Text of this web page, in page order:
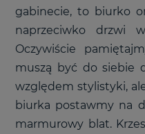
gabinecie, to biurko
naprzeciwko drzwi
Oczywiście
muszą być do siebie
względem stylistyki,
biurka postawmy na
marmurowy blat.